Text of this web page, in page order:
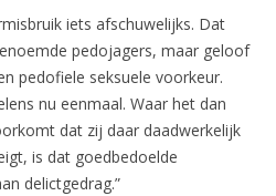
iets afschuwelijks. Dat
pedojagers, maar geloof
pedofiele seksuele voorkeur.
nu eenmaal. Waar het dan
dat zij daar daadwerkelijk
is dat goedbedoelde
delictgedrag.”